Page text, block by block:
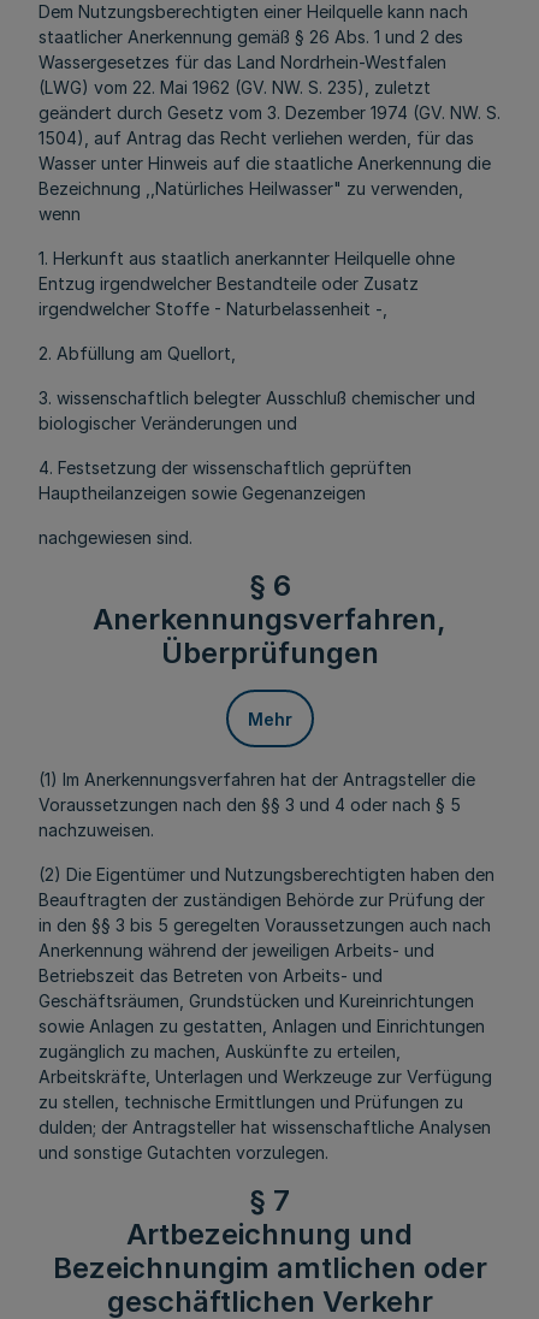
Dem Nutzungsberechtigten einer Heilquelle kann nach
staatlicher Anerkennung gemäß § 26 Abs. 1 und 2 des
Wassergesetzes für das Land Nordrhein-Westfalen
(LWG) vom 22. Mai 1962 (GV. NW. S. 235), zuletzt
geändert durch Gesetz vom 3. Dezember 1974 (GV. NW. S.
1504), auf Antrag das Recht verliehen werden, für das
Wasser unter Hinweis auf die staatliche Anerkennung die
Bezeichnung ,,Natürliches Heilwasser" zu verwenden,
wenn
1. Herkunft aus staatlich anerkannter Heilquelle ohne
Entzug irgendwelcher Bestandteile oder Zusatz
irgendwelcher Stoffe - Naturbelassenheit -,
2. Abfüllung am Quellort,
3. wissenschaftlich belegter Ausschluß chemischer und
biologischer Veränderungen und
4. Festsetzung der wissenschaftlich geprüften
Hauptheilanzeigen sowie Gegenanzeigen
nachgewiesen sind.
§ 6
Anerkennungsverfahren,
Überprüfungen
Mehr
(1) Im Anerkennungsverfahren hat der Antragsteller die
Voraussetzungen nach den §§ 3 und 4 oder nach § 5
nachzuweisen.
(2) Die Eigentümer und Nutzungsberechtigten haben den
Beauftragten der zuständigen Behörde zur Prüfung der
in den §§ 3 bis 5 geregelten Voraussetzungen auch nach
Anerkennung während der jeweiligen Arbeits- und
Betriebszeit das Betreten von Arbeits- und
Geschäftsräumen, Grundstücken und Kureinrichtungen
sowie Anlagen zu gestatten, Anlagen und Einrichtungen
zugänglich zu machen, Auskünfte zu erteilen,
Arbeitskräfte, Unterlagen und Werkzeuge zur Verfügung
zu stellen, technische Ermittlungen und Prüfungen zu
dulden; der Antragsteller hat wissenschaftliche Analysen
und sonstige Gutachten vorzulegen.
§ 7
Artbezeichnung und
Bezeichnungim amtlichen oder
geschäftlichen Verkehr